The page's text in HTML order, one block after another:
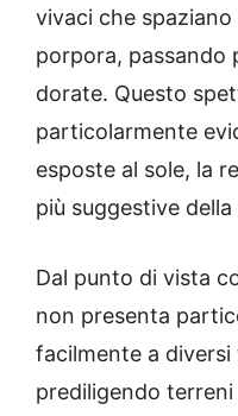
vivaci che
porpora, passando
dorate. Questo
particolarmente
esposte al sole, la
più suggestive
Dal punto di vista
non presenta
facilmente a
prediligendo